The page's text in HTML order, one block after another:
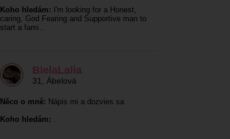
Koho hledám: I'm looking for a Honest,
caring, God Fearing and Supportive man to
start a fami…
BielaLalia
31 Ábelová
Něco o mně: Nápis mi a dozvies sa
Koho hledám: .